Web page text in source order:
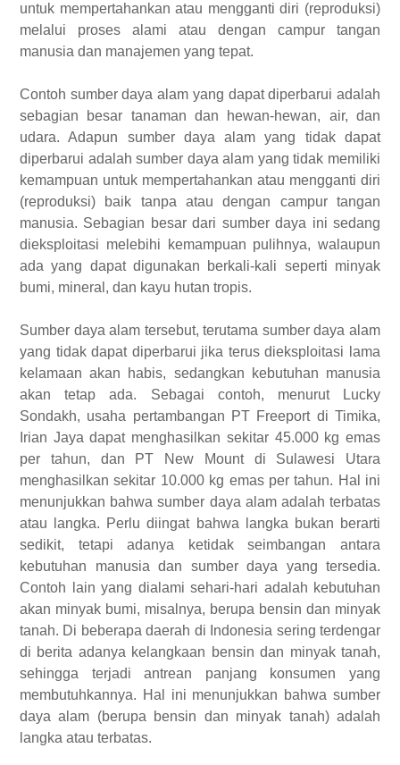
untuk mempertahankan atau mengganti diri (reproduksi)
melalui proses alami atau dengan campur tangan
manusia dan manajemen yang tepat.
Contoh sumber daya alam yang dapat diperbarui adalah
sebagian besar tanaman dan hewan-hewan, air, dan
udara. Adapun sumber daya alam yang tidak dapat
diperbarui adalah sumber daya alam yang tidak memiliki
kemampuan untuk mempertahankan atau mengganti diri
(reproduksi) baik tanpa atau dengan campur tangan
manusia. Sebagian besar dari sumber daya ini sedang
dieksploitasi melebihi kemampuan pulihnya, walaupun
ada yang dapat digunakan berkali-kali seperti minyak
bumi, mineral, dan kayu hutan tropis.
Sumber daya alam tersebut, terutama sumber daya alam
yang tidak dapat diperbarui jika terus dieksploitasi lama
kelamaan akan habis, sedangkan kebutuhan manusia
akan tetap ada. Sebagai contoh, menurut Lucky
Sondakh, usaha pertambangan PT Freeport di Timika,
Irian Jaya dapat menghasilkan sekitar 45.000 kg emas
per tahun, dan PT New Mount di Sulawesi Utara
menghasilkan sekitar 10.000 kg emas per tahun. Hal ini
menunjukkan bahwa sumber daya alam adalah terbatas
atau langka. Perlu diingat bahwa langka bukan berarti
sedikit, tetapi adanya ketidak seimbangan antara
kebutuhan manusia dan sumber daya yang tersedia.
Contoh lain yang dialami sehari-hari adalah kebutuhan
akan minyak bumi, misalnya, berupa bensin dan minyak
tanah. Di beberapa daerah di Indonesia sering terdengar
di berita adanya kelangkaan bensin dan minyak tanah,
sehingga terjadi antrean panjang konsumen yang
membutuhkannya. Hal ini menunjukkan bahwa sumber
daya alam (berupa bensin dan minyak tanah) adalah
langka atau terbatas.